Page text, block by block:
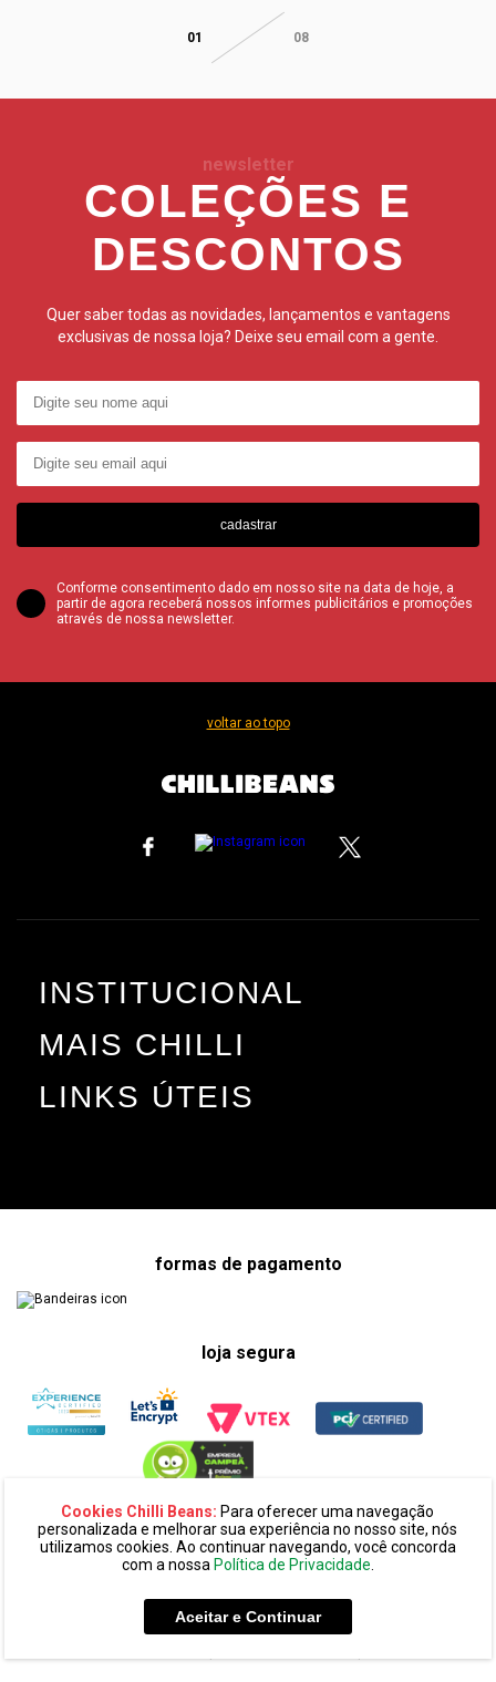
Cookies Chilli Beans: Para oferecer uma navegação
personalizada e melhorar sua experiência no nosso site, nós
utilizamos cookies. Ao continuar navegando, você concorda
com a nossa Política de Privacidade.
Aceitar e Continuar
01 08
newsletter
COLEÇÕES E
DESCONTOS
Quer saber todas as novidades, lançamentos e vantagens
exclusivas de nossa loja? Deixe seu email com a gente.
cadastrar
Conforme consentimento dado em nosso site na data de hoje, a
partir de agora receberá nossos informes publicitários e promoções
através de nossa newsletter.
voltar ao topo
INSTITUCIONAL
MAIS CHILLI
LINKS ÚTEIS
formas de pagamento
loja segura
ltda. cnpj: 14.439.371/0002-60
alameda amazonas, 594, terreo mezanino, alphaville